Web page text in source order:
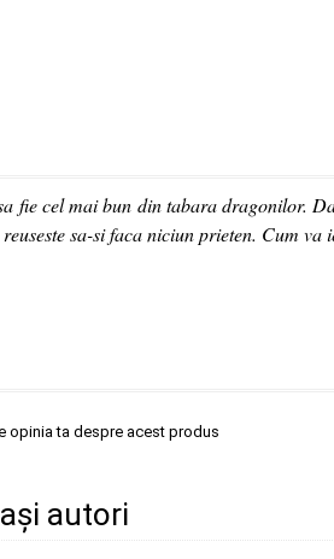
fie cel mai bun din tabara dragonilor.
sa-si faca niciun prieten. Cum
opinia ta despre acest produs
autori